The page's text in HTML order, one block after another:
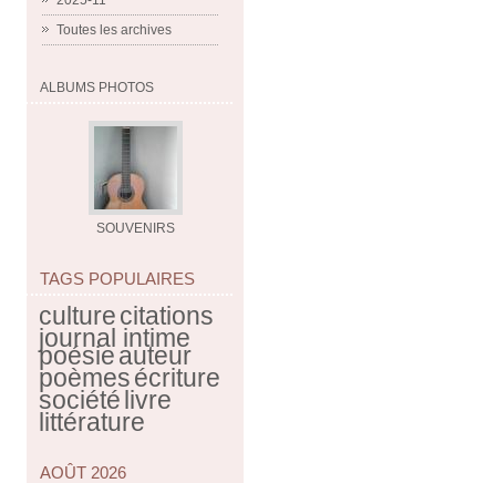
Toutes les archives
ALBUMS PHOTOS
SOUVENIRS
TAGS POPULAIRES
culturecitations
journal intime
poésieauteur
poèmesécriture
sociétélivre
littérature
AOÛT 2026